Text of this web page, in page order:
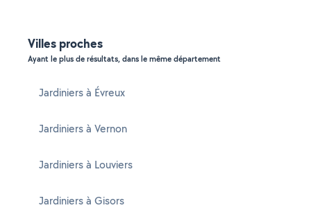
Villes proches
Ayant le plus de résultats, dans le même département
Jardiniers à Évreux
Jardiniers à Vernon
Jardiniers à Louviers
Jardiniers à Gisors